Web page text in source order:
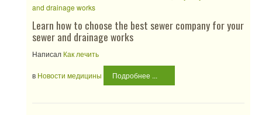
Learn how to choose the best sewer company for your
sewer and drainage works
Написал Как лечить
в Новости медицины Подробнее ...